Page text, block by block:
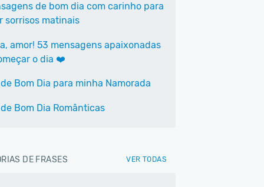
de bom dia com carinho para
sorrisos matinais
amor! 53 mensagens apaixonadas
o dia ❤️
Bom Dia para minha Namorada
Bom Dia Românticas
DE FRASES VER TODAS